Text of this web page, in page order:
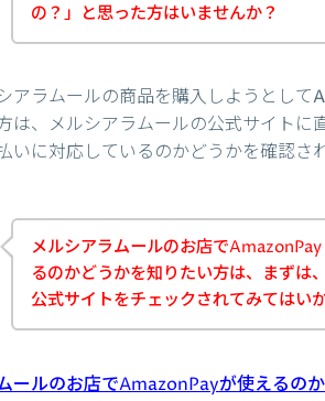
の？」と思った方はいませんか？
アラムールの商品を購入しようとし
は、メルシアラムールの公式サイト
いに対応しているのかどうかを確認さ
メルシアラムールのお店で
るのかどうかを知りたい方は、まずは
公式サイトをチェックされてみてはい
ールのお店でAmazonPayが使えるの